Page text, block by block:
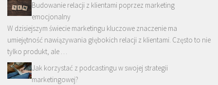
Budowanie relacji z klientami poprzez marketing
emocjonalny
W dzisiejszym świecie marketingu kluczowe znaczenie ma
umiejętność nawiązywania głębokich relacji z klientami. Często to nie
tylko produkt, ale …
Jak korzystać z podcastingu w swojej strategii
marketingowej?